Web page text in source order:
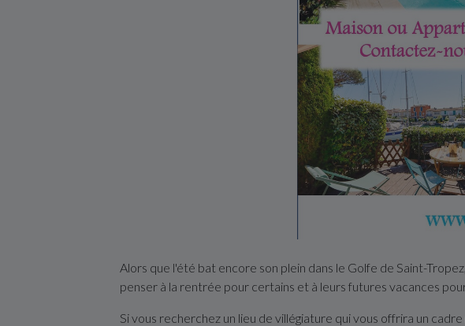
Alors que l'été bat encore son plein dans le Golfe de Saint-
penser à la rentrée pour certains et à leurs futures vacances
Si vous recherchez un lieu de villégiature qui vous offrira un cadre